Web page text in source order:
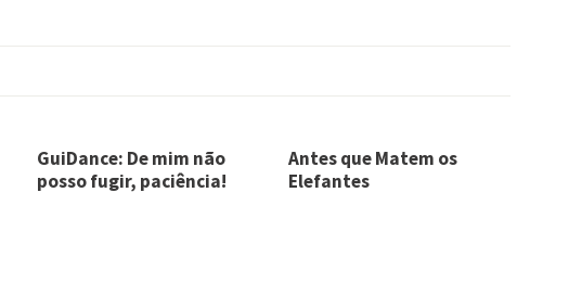
GuiDance: De mim não
posso fugir, paciência!
Antes que Matem os
Elefantes